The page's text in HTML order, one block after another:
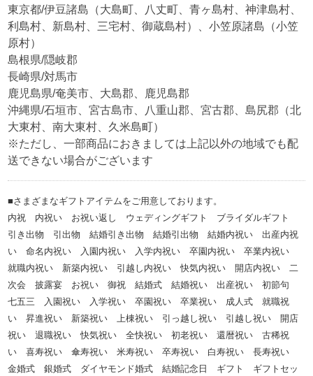
東京都/伊豆諸島（大島町、八丈町、青ヶ島村、神津島村、
利島村、新島村、三宅村、御蔵島村）、小笠原諸島（小笠
原村）
島根県/隠岐郡
長崎県/対馬市
鹿児島県/奄美市、大島郡、鹿児島郡
沖縄県/石垣市、宮古島市、八重山郡、宮古郡、島尻郡（北
大東村、南大東村、久米島町）
※ただし、一部商品におきましては上記以外の地域でも配
送できない場合がございます
■さまざまなギフトアイテムをご用意しております。
内祝 内祝い お祝い返し ウェディングギフト ブライダルギフト
引き出物 引出物 結婚引き出物 結婚引出物 結婚内祝い 出産内祝
い 命名内祝い 入園内祝い 入学内祝い 卒園内祝い 卒業内祝い
就職内祝い 新築内祝い 引越し内祝い 快気内祝い 開店内祝い 二
次会 披露宴 お祝い 御祝 結婚式 結婚祝い 出産祝い 初節句
七五三 入園祝い 入学祝い 卒園祝い 卒業祝い 成人式 就職祝
い 昇進祝い 新築祝い 上棟祝い 引っ越し祝い 引越し祝い 開店
祝い 退職祝い 快気祝い 全快祝い 初老祝い 還暦祝い 古稀祝
い 喜寿祝い 傘寿祝い 米寿祝い 卒寿祝い 白寿祝い 長寿祝い
金婚式 銀婚式 ダイヤモンド婚式 結婚記念日 ギフト ギフトセッ